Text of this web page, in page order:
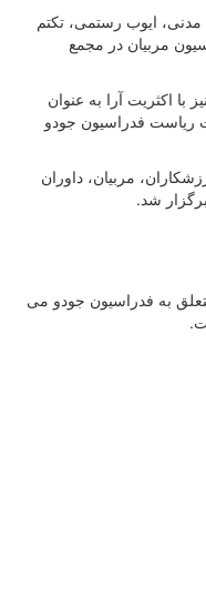
ایوب رستمی، تکتم
۴ نماینده کمیسیون مربیان در مجمع
با اکثریت آرا به عنوان
ریاست فدراسیون جودو
مربیان، داوران
به فدراسیون جودو می